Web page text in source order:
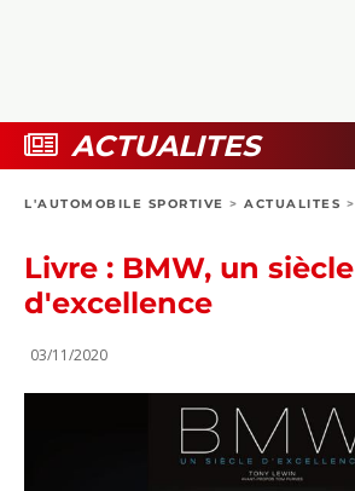
BOUTIQUE
ACTUALITES
L'AUTOMOBILE SPORTIVE > ACTUALITES >
Livre : BMW, un siècle
d'excellence
03/11/2020